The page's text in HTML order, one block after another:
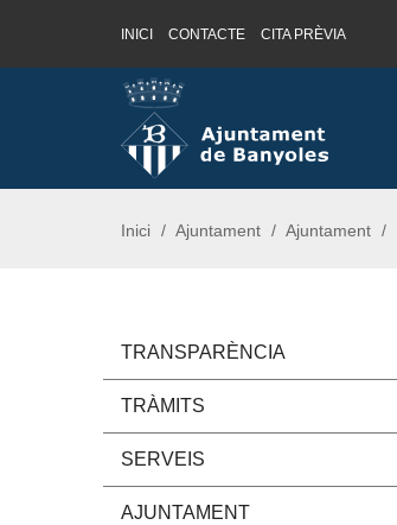
Saltar al contingut
Saltar a la navegació
Informació de contacte
INICI CONTACTE CITA PRÈVIA
Inici Ajuntament Ajuntament
TRANSPARÈNCIA
TRÀMITS
SERVEIS
AJUNTAMENT